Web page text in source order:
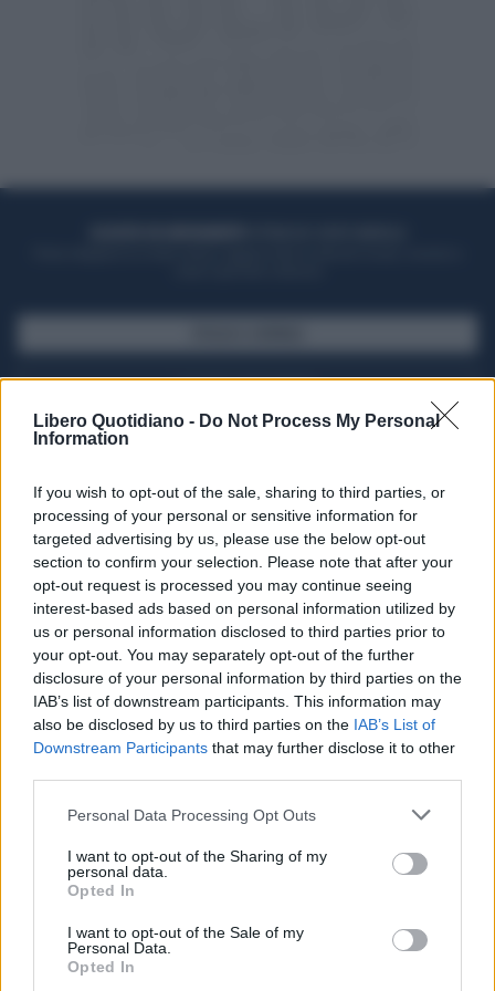
Libero Quotidiano - Do Not Process My Personal
Information
If you wish to opt-out of the sale, sharing to third parties, or
processing of your personal or sensitive information for
targeted advertising by us, please use the below opt-out
section to confirm your selection. Please note that after your
opt-out request is processed you may continue seeing
interest-based ads based on personal information utilized by
us or personal information disclosed to third parties prior to
your opt-out. You may separately opt-out of the further
disclosure of your personal information by third parties on the
IAB’s list of downstream participants. This information may
also be disclosed by us to third parties on the IAB’s List of
Downstream Participants that may further disclose it to other
Personal Data Processing Opt Outs
I want to opt-out of the Sharing of my
personal data.
Opted In
I want to opt-out of the Sale of my
Personal Data.
Opted In
Seguici su Google Discover
Segui Libero Quotidiano su Google Discover
Scegli Libero Quotidiano come fonte preferita
SPETTACOLI
SCIENZA E TECH